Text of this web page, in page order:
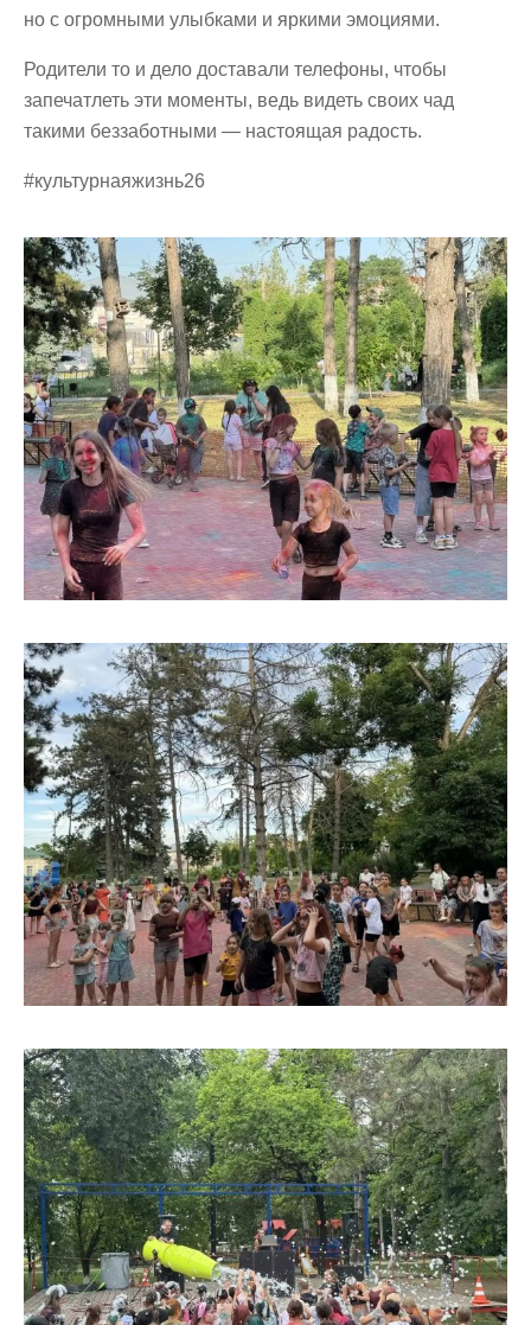
но с огромными улыбками и яркими эмоциями.
Родители то и дело доставали телефоны, чтобы
запечатлеть эти моменты, ведь видеть своих чад
такими беззаботными — настоящая радость.
#культурнаяжизнь26